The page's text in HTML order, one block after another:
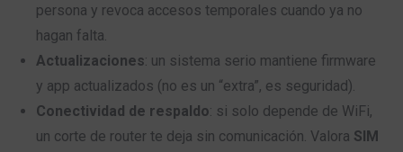
persona y revoca accesos temporales cuando ya no
hagan falta.
Actualizaciones: un sistema serio mantiene firmware
y app actualizados (no es un “extra”, es seguridad).
Conectividad de respaldo: si solo depende de WiFi,
un corte de router te deja sin comunicación. Valora SIM